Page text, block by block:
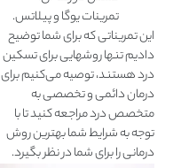
تمرینات یوگا و پيلاتس.
این تمریناتی که برای شما توضیح
دادیم تنها روشهایی برای تسکین
درد هستند، توصیه می‌کنیم برای
درمان دائمی و تخصصی به
متخصص درد مراجعه کنید تا با
توجه به شرایط شما بهترین روش
درمانی را برای شما در نظر بگیرد.